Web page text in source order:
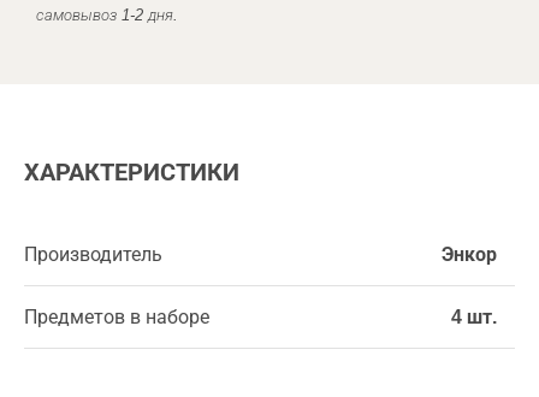
самовывоз 1-2 дня.
ХАРАКТЕРИСТИКИ
Производитель Энкор
Предметов в наборе 4 шт.